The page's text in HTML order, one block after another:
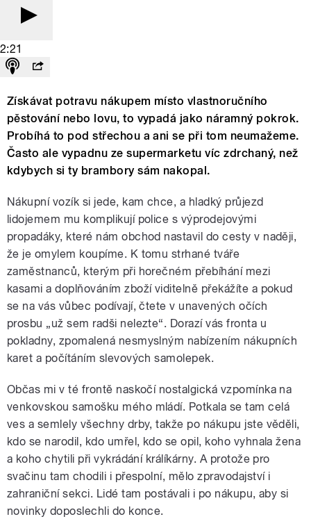
2:21
Získávat potravu nákupem místo vlastnoručního
pěstování nebo lovu, to vypadá jako náramný pokrok.
Probíhá to pod střechou a ani se při tom neumažeme.
Často ale vypadnu ze supermarketu víc zdrchaný, než
kdybych si ty brambory sám nakopal.
Nákupní vozík si jede, kam chce, a hladký průjezd
lidojemem mu komplikují police s výprodejovými
propadáky, které nám obchod nastavil do cesty v naději,
že je omylem koupíme. K tomu strhané tváře
zaměstnanců, kterým při horečném přebíhání mezi
kasami a doplňováním zboží viditelně překážíte a pokud
se na vás vůbec podívají, čtete v unavených očích
prosbu „už sem radši nelezte“. Dorazí vás fronta u
pokladny, zpomalená nesmyslným nabízením nákupních
karet a počítáním slevových samolepek.
Občas mi v té frontě naskočí nostalgická vzpomínka na
venkovskou samošku mého mládí. Potkala se tam celá
ves a semlely všechny drby, takže po nákupu jste věděli,
kdo se narodil, kdo umřel, kdo se opil, koho vyhnala žena
a koho chytili při vykrádání králíkárny. A protože pro
svačinu tam chodili i přespolní, mělo zpravodajství i
zahraniční sekci. Lidé tam postávali i po nákupu, aby si
novinky doposlechli do konce.